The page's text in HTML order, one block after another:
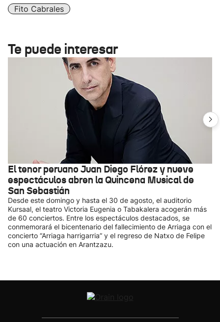
Fito Cabrales
Te puede interesar
El tenor peruano Juan Diego Flórez y nueve
espectáculos abren la Quincena Musical de
San Sebastián
Desde este domingo y hasta el 30 de agosto, el auditorio
Kursaal, el teatro Victoria Eugenia o Tabakalera acogerán más
de 60 conciertos. Entre los espectáculos destacados, se
conmemorará el bicentenario del fallecimiento de Arriaga con el
concierto “Arriaga harrigarria” y el regreso de Natxo de Felipe
con una actuación en Arantzazu.